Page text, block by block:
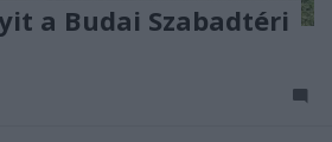
a Budai Szabadtéri